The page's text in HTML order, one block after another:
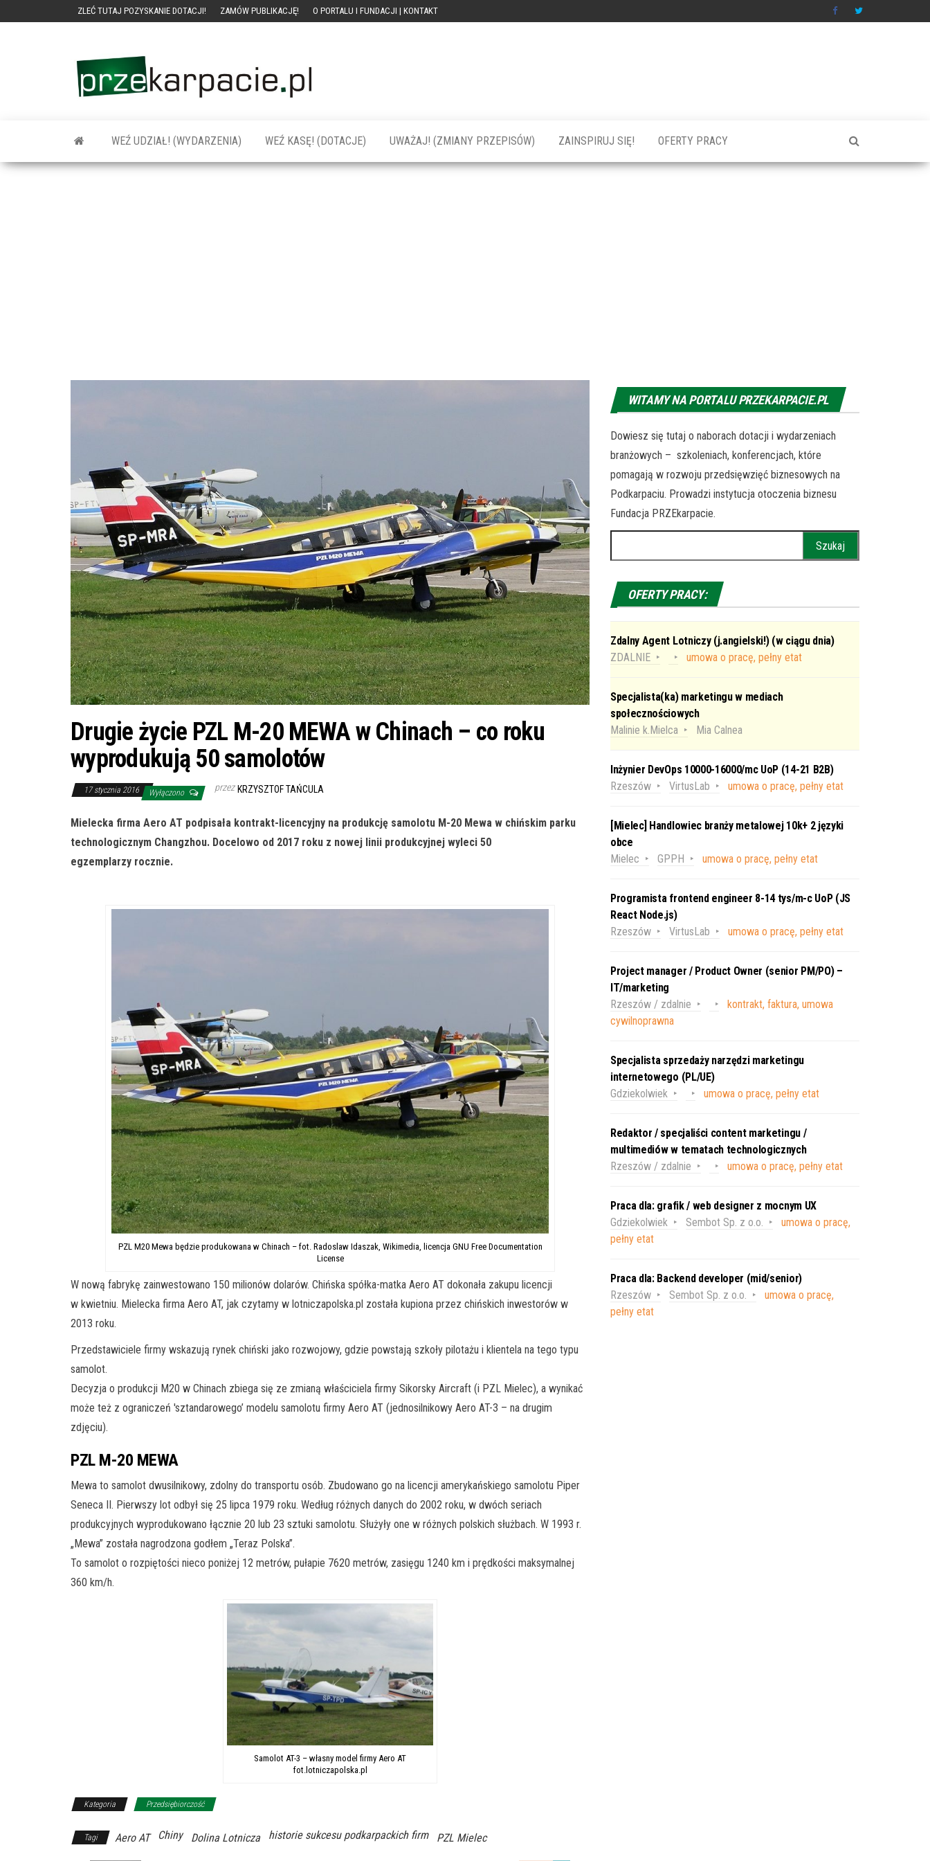
ZLEĆ TUTAJ POZYSKANIE DOTACJI! ZAMÓW PUBLIKACJĘ! O PORTALU I FUNDACJI | KONTAKT
szkolenia dla
firm
WEŹ UDZIAŁ! (WYDARZENIA) WEŹ KASĘ! (DOTACJE) UWAŻAJ! (ZMIANY PRZEPISÓW) ZAINSPIRUJ SIĘ! OFERTY PRACY
Drugie życie PZL M-20 MEWA w Chinach – co roku
wyprodukują 50 samolotów
17 stycznia 2016 Wyłączono przez KRZYSZTOF TAŃCULA
Mielecka firma Aero AT podpisała kontrakt-licencyjny na produkcję samolotu M-20 Mewa w chińskim parku
technologicznym Changzhou. Docelowo od 2017 roku z nowej linii produkcyjnej wyleci 50
egzemplarzy rocznie.
PZL M20 Mewa będzie produkowana w Chinach – fot. Radoslaw Idaszak, Wikimedia, licencja GNU Free Documentation
License
W nową fabrykę zainwestowano 150 milionów dolarów. Chińska spółka-matka Aero AT dokonała zakupu licencji
w kwietniu. Mielecka firma Aero AT, jak czytamy w lotniczapolska.pl została kupiona przez chińskich inwestorów w
2013 roku.
Przedstawiciele firmy wskazują rynek chiński jako rozwojowy, gdzie powstają szkoły pilotażu i klientela na tego typu
samolot.
Decyzja o produkcji M20 w Chinach zbiega się ze zmianą właściciela firmy Sikorsky Aircraft (i PZL Mielec), a wynikać
może też z ograniczeń 'sztandarowego’ modelu samolotu firmy Aero AT (jednosilnikowy Aero AT-3 – na drugim
zdjęciu).
PZL M-20 MEWA
Mewa to samolot dwusilnikowy, zdolny do transportu osób. Zbudowano go na licencji amerykańskiego samolotu Piper
Seneca II. Pierwszy lot odbył się 25 lipca 1979 roku. Według różnych danych do 2002 roku, w dwóch seriach
produkcyjnych wyprodukowano łącznie 20 lub 23 sztuki samolotu. Służyły one w różnych polskich służbach. W 1993 r.
„Mewa” została nagrodzona godłem „Teraz Polska”.
To samolot o rozpiętości nieco poniżej 12 metrów, pułapie 7620 metrów, zasięgu 1240 km i prędkości maksymalnej
360 km/h.
Samolot AT-3 – własny model firmy Aero AT
fot.lotniczapolska.pl
Kategoria Przedsiębiorczość
Tagi Aero AT Chiny Dolina Lotnicza historie sukcesu podkarpackich firm PZL Mielec
WITAMY NA PORTALU PRZEKARPACIE.PL
Dowiesz się tutaj o naborach dotacji i wydarzeniach
branżowych – szkoleniach, konferencjach, które
pomagają w rozwoju przedsięwzięć biznesowych na
Podkarpaciu. Prowadzi instytucja otoczenia biznesu
Fundacja PRZEkarpacie.
OFERTY PRACY:
Zdalny Agent Lotniczy (j.angielski!) (w ciągu dnia)
ZDALNIE
umowa o pracę, pełny etat
Specjalista(ka) marketingu w mediach
społecznościowych
Malinie k.Mielca
Mia Calnea
Inżynier DevOps 10000-16000/mc UoP (14-21 B2B)
Rzeszów
VirtusLab umowa o pracę, pełny etat
[Mielec] Handlowiec branży metalowej 10k+ 2 języki
obce
Mielec
GPPH umowa o pracę, pełny etat
Programista frontend engineer 8-14 tys/m-c UoP (JS
React Node.js)
Rzeszów
VirtusLab umowa o pracę, pełny etat
Project manager / Product Owner (senior PM/PO) –
IT/marketing
Rzeszów / zdalnie
kontrakt, faktura, umowa
cywilnoprawna
Specjalista sprzedaży narzędzi marketingu
internetowego (PL/UE)
Gdziekolwiek
umowa o pracę, pełny etat
Redaktor / specjaliści content marketingu /
multimediów w tematach technologicznych
Rzeszów / zdalnie
umowa o pracę, pełny etat
Praca dla: grafik / web designer z mocnym UX
Gdziekolwiek
Sembot Sp. z o.o.
umowa o pracę,
pełny etat
Praca dla: Backend developer (mid/senior)
Rzeszów
Sembot Sp. z o.o.
umowa o pracę,
pełny etat